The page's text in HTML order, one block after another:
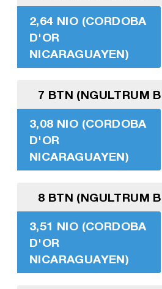
2,64 NIO (CORDOBA
D'OR
NICARAGUAYEN)
7 BTN (NGULTRUM
3,08 NIO (CORDOBA
D'OR
NICARAGUAYEN)
8 BTN (NGULTRUM
3,51 NIO (CORDOBA
D'OR
NICARAGUAYEN)